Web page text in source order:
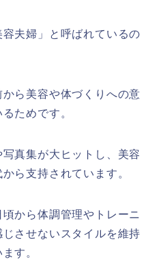
夫婦」と呼ばれているの
ら美容や体づくりへの意
ためです。
真集が大ヒットし、美容
ら支持されています。
から体調管理やトレーニ
させないスタイルを維持
す。